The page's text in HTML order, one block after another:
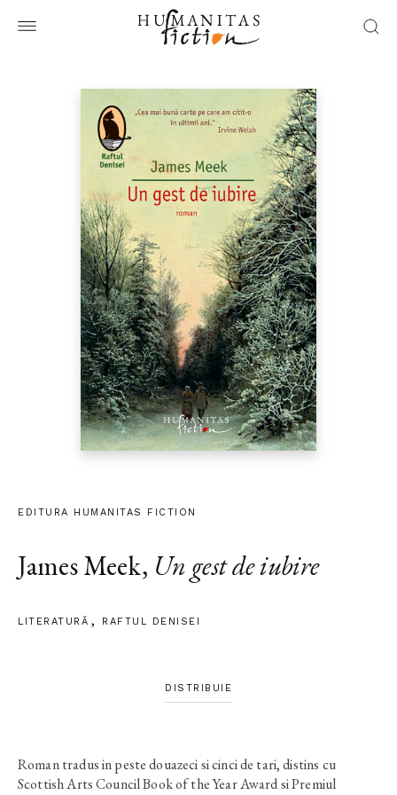
EDITURA HUMANITAS FICTION
James Meek, Un gest de iubire
LITERATURĂ RAFTUL DENISEI
DISTRIBUIE
Roman tradus in peste douazeci si cinci de tari, distins cu
Scottish Arts Council Book of the Year Award si Premiul